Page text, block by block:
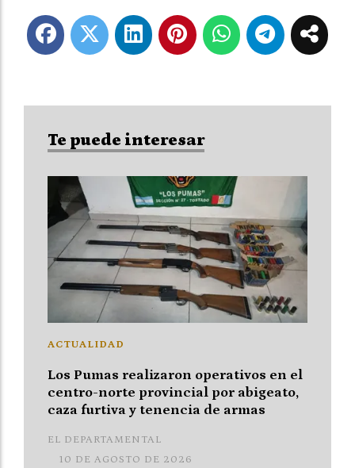
Te puede interesar
Los Pumas realizaron operativos en el
centro-norte provincial por abigeato,
caza furtiva y tenencia de armas
EL DEPARTAMENTAL
ACTUALIDAD
10 DE AGOSTO DE 2026